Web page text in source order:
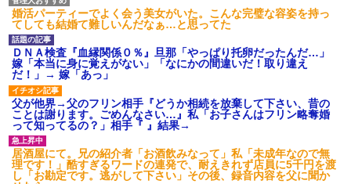
私「ちょっと、人の家の金庫
触らないでよ！」キチママ『そ
こに金庫があったから、開けて
みようとしただけ☆』義兄「泥
は出てけ！二度と来るな！」結
果・・・
私「初めて飲む味だけどなん
のお茶？」彼「ちっ！」私「」
【GIF】JSのカンチョーワロ
タ
後続車にクラクションを鳴ら
され彼氏が逆切れ。「何クラク
ション鳴らしてんだ！降りてこ
いよ！」と怒鳴りだし...
主な税金の成り立ちを調べて
みたよ
婚活パーティーでよく会う美女がいた。こんな完璧な容姿を持っ
てしても結婚て難しいんだなぁ…と思ってた
ＤＮＡ検査『血縁関係０％』旦那「やっぱり托卵だったんだ…」
嫁「本当に身に覚えがない」「なにかの間違いだ！取り違え
だ！」→ 嫁「あっ」
父が他界→父のフリン相手『どうか相続を放棄して下さい、昔の
ことは謝ります。ごめんなさい…』私「お子さんはフリン略奪婚
って知ってるの？」相手『 』結果→
居酒屋にて。兄の紹介者「お酒飲みなって」私「未成年なので無
理です！」酷すぎるワードの連発で、耐えきれず店員に5千円を渡
し「お勘定です。逃がして下さい」その後、録音内容を父に聞か